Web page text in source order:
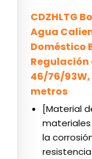
CDZHLTG
Agua
Doméstico
Regulación
46/76/
metros
[Material
la